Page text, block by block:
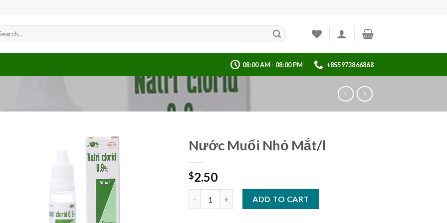
08:00 AM - 08:00 PM +855973866868
Nước Muối Nhỏ Mắt/l
$2.50
ADD TO CART